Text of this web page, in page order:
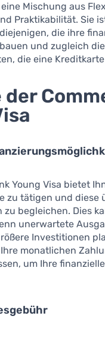
Mischung aus
Praktikabilität. Sie
die ihre
und zugleich
die eine
Young Visa bietet
zu tätigen und diese
zu begleichen. Dies
unerwartete
Investitionen
monatlichen
um Ihre